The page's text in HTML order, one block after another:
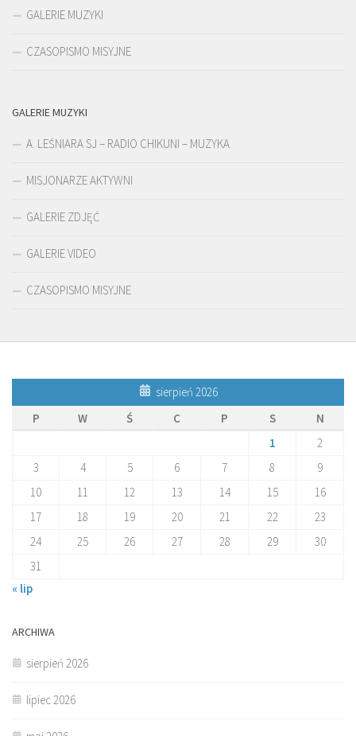
GALERIE MUZYKI
CZASOPISMO MISYJNE
GALERIE MUZYKI
A. LEŚNIARA SJ – RADIO CHIKUNI – MUZYKA
MISJONARZE AKTYWNI
GALERIE ZDJĘĆ
GALERIE VIDEO
CZASOPISMO MISYJNE
sierpień 2026
P
W Ś C P S
N
1
2
3
4 5 6 7 8
9
10
11 12 13 14 15
16
17
18 19 20 21 22
23
24
25 26 27 28 29
30
31
« lip
ARCHIWA
sierpień 2026
lipiec 2026